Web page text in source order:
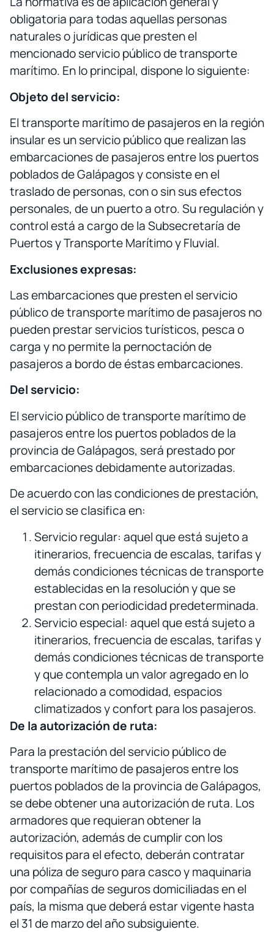
obligatoria para todas aquellas personas
naturales o jurídicas que presten el
mencionado servicio público de transporte
marítimo. En lo principal, dispone lo siguiente:
Objeto del servicio:
El transporte marítimo de pasajeros en la región
insular es un servicio público que realizan las
embarcaciones de pasajeros entre los puertos
poblados de Galápagos y consiste en el
traslado de personas, con o sin sus efectos
personales, de un puerto a otro. Su regulación y
control está a cargo de la Subsecretaría de
Puertos y Transporte Marítimo y Fluvial.
Exclusiones expresas:
Las embarcaciones que presten el servicio
público de transporte marítimo de pasajeros no
pueden prestar servicios turísticos, pesca o
carga y no permite la pernoctación de
pasajeros a bordo de éstas embarcaciones.
Del servicio:
El servicio público de transporte marítimo de
pasajeros entre los puertos poblados de la
provincia de Galápagos, será prestado por
embarcaciones debidamente autorizadas.
De acuerdo con las condiciones de prestación,
el servicio se clasifica en:
Servicio regular: aquel que está sujeto a
itinerarios, frecuencia de escalas, tarifas y
demás condiciones técnicas de transporte
establecidas en la resolución y que se
prestan con periodicidad predeterminada.
Servicio especial: aquel que está sujeto a
itinerarios, frecuencia de escalas, tarifas y
demás condiciones técnicas de transporte
y que contempla un valor agregado en lo
relacionado a comodidad, espacios
climatizados y confort para los pasajeros.
De la autorización de ruta:
Para la prestación del servicio público de
transporte marítimo de pasajeros entre los
puertos poblados de la provincia de Galápagos,
se debe obtener una autorización de ruta. Los
armadores que requieran obtener la
autorización, además de cumplir con los
requisitos para el efecto, deberán contratar
una póliza de seguro para casco y maquinaria
por compañías de seguros domiciliadas en el
país, la misma que deberá estar vigente hasta
el 31 de marzo del año subsiguiente.